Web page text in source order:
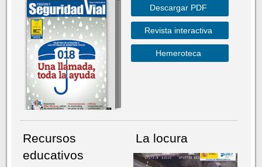
Descargar PDF
Revista interactiva
Hemeroteca
Recursos
educativos
La locura